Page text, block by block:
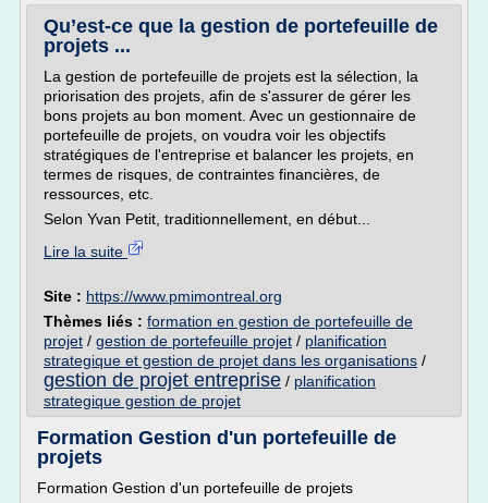
Qu’est-ce que la gestion de portefeuille de
projets ...
La gestion de portefeuille de projets est la sélection, la
priorisation des projets, afin de s'assurer de gérer les
bons projets au bon moment. Avec un gestionnaire de
portefeuille de projets, on voudra voir les objectifs
stratégiques de l'entreprise et balancer les projets, en
termes de risques, de contraintes financières, de
ressources, etc.
Selon Yvan Petit, traditionnellement, en début...
Lire la suite
Site : https://www.pmimontreal.org
Thèmes liés : formation en gestion de portefeuille de
projet / gestion de portefeuille projet / planification
strategique et gestion de projet dans les organisations /
gestion de projet entreprise / planification
strategique gestion de projet
Formation Gestion d'un portefeuille de
projets
Formation Gestion d'un portefeuille de projets